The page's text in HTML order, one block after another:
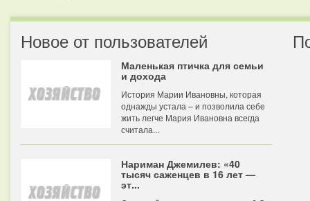
Новое от пользователей
Маленькая птичка для семьи
и дохода
История Марии Ивановны, которая
однажды устала – и позволила себе
жить легче Мария Ивановна всегда
считала...
Нариман Джемилев: «40
тысяч саженцев в 16 лет —
эт...